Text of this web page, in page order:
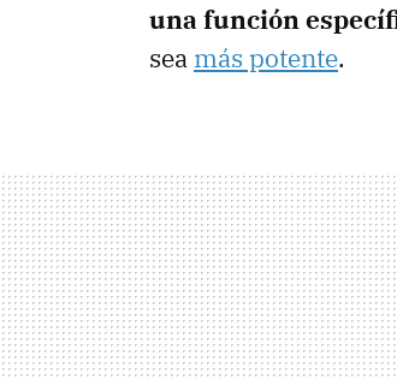
una función
sea más potente.